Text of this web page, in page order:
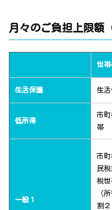
月々のご負担上限額
世帯
生活保護 生活
低所得
市町
帯
一般１
市町
民
税世
（
割２